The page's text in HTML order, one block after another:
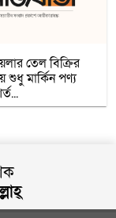
সোনা উত্তোলন
বেশ ধারণ
তেল বিক্রির
শুধু মার্কিন পণ্য